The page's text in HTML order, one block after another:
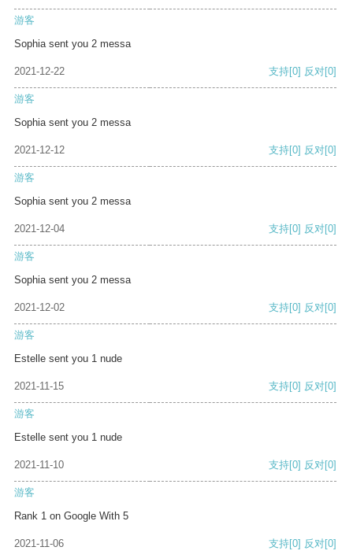
游客
Sophia sent you 2 messa
2021-12-22 支持[0] 反对[0]
游客
Sophia sent you 2 messa
2021-12-12 支持[0] 反对[0]
游客
Sophia sent you 2 messa
2021-12-04 支持[0] 反对[0]
游客
Sophia sent you 2 messa
2021-12-02 支持[0] 反对[0]
游客
Estelle sent you 1 nude
2021-11-15 支持[0] 反对[0]
游客
Estelle sent you 1 nude
2021-11-10 支持[0] 反对[0]
游客
Rank 1 on Google With 5
2021-11-06 支持[0] 反对[0]